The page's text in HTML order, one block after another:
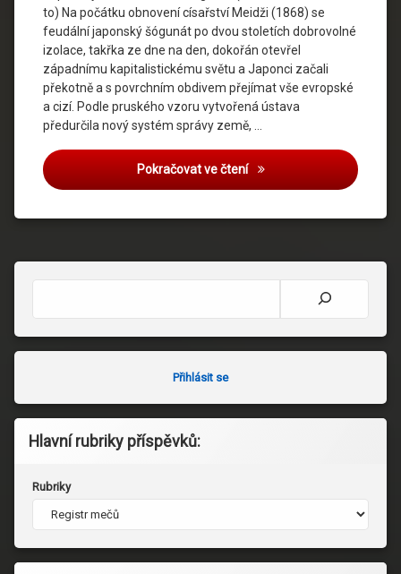
to) Na počátku obnovení císařství Meidži (1868) se
feudální japonský šógunát po dvou stoletích dobrovolné
izolace, takřka ze dne na den, dokořán otevřel
západnímu kapitalistickému světu a Japonci začali
překotně a s povrchním obdivem přejímat vše evropské
a cizí. Podle pruského vzoru vytvořená ústava
předurčila nový systém správy země, …
Pokračovat ve čteníCZ Sword Register No.101
Přihlásit se
Hlavní rubriky příspěvků:
Rubriky